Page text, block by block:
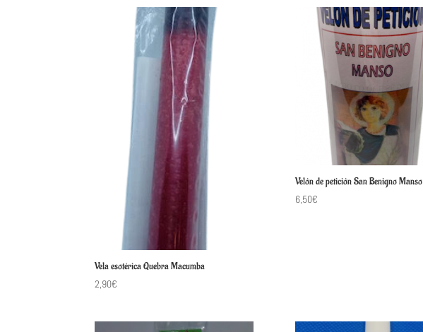
Vela esotérica Quebra Macumba
2,90€
Velón de petición San Benigno Manso
6,50€